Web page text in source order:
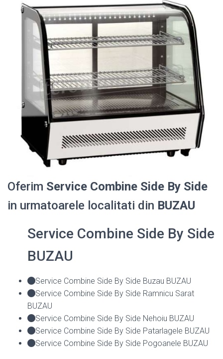
Oferim Service Combine Side By Side
in urmatoarele localitati din BUZAU
Service Combine Side By Side
BUZAU
Service Combine Side By Side Buzau BUZAU
Service Combine Side By Side Ramnicu Sarat
BUZAU
Service Combine Side By Side Nehoiu BUZAU
Service Combine Side By Side Patarlagele BUZAU
Service Combine Side By Side Pogoanele BUZAU